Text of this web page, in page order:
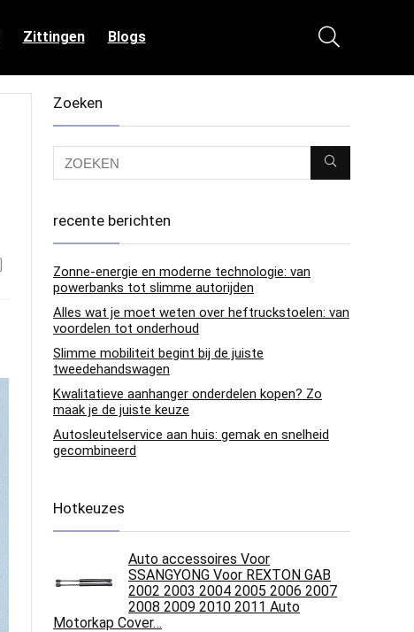
Zittingen Blogs
Zoeken
recente berichten
Zonne-energie en moderne technologie: van
powerbanks tot slimme autorijden
Alles wat je moet weten over heftruckstoelen: van
voordelen tot onderhoud
Slimme mobiliteit begint bij de juiste
tweedehandswagen
Kwalitatieve aanhanger onderdelen kopen? Zo
maak je de juiste keuze
Autosleutelservice aan huis: gemak en snelheid
gecombineerd
Hotkeuzes
Auto accessoires Voor
SSANGYONG Voor REXTON GAB
2002 2003 2004 2005 2006 2007
2008 2009 2010 2011 Auto
Motorkap Cover…